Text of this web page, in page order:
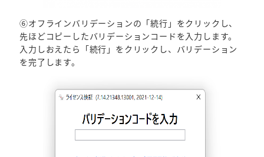
⑥オフラインバリデーションの「続行」をクリックし、
先ほどコピーしたバリデーションコードを入力します。
入力しおえたら「続行」をクリックし、バリデーション
を完了します。